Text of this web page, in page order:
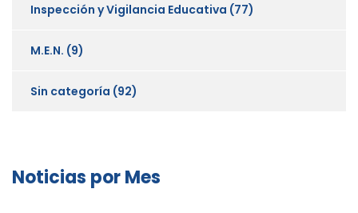
Inspección y Vigilancia Educativa (77)
M.E.N. (9)
Sin categoría (92)
Noticias por Mes